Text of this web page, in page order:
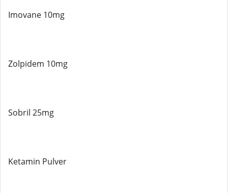
Imovane 10mg
Zolpidem 10mg
Sobril 25mg
Ketamin Pulver